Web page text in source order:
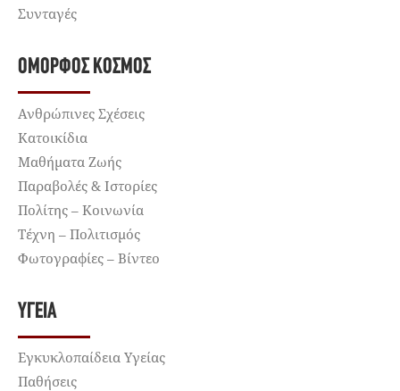
Συνταγές
ΌΜΟΡΦΟΣ ΚΌΣΜΟΣ
Ανθρώπινες Σχέσεις
Κατοικίδια
Μαθήματα Ζωής
Παραβολές & Ιστορίες
Πολίτης – Κοινωνία
Τέχνη – Πολιτισμός
Φωτογραφίες – Βίντεο
ΥΓΕΊΑ
Εγκυκλοπαίδεια Υγείας
Παθήσεις